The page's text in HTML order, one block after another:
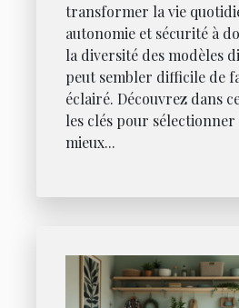
transformer la vie
autonomie et sécurité à
la diversité des modèles
peut sembler difficile de
éclairé. Découvrez dans
les clés pour
mieux...